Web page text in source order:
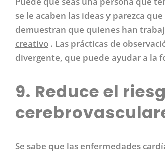
se le acaben las ideas y parezca
demuestran que quienes han
creativo . Las prácticas de
divergente, que puede ayudar a la
9. Reduce el
Se sabe que las enfermedades